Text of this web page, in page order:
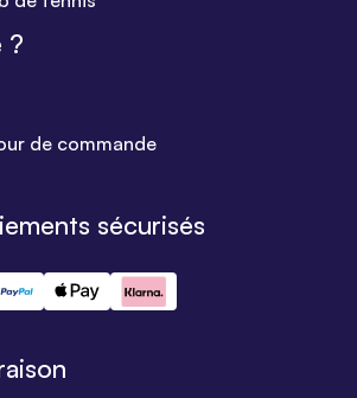
?
de commande
sécurisés